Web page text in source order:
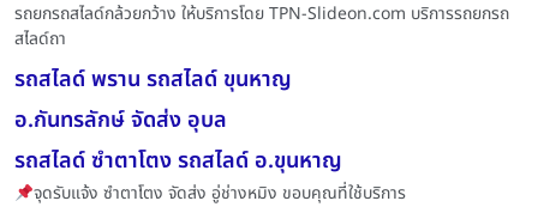
รถยกรถสไลด์กล้วยกว้าง ให้บริการโดย TPN-Slideon.com บริการรถยกรถ
สไลด์ถา
รถสไลด์ พราน รถสไลด์ ขุนหาญ
อ.กันทรลักษ์ จัดส่ง อุบล
รถสไลด์ ซำตาโตง รถสไลด์ อ.ขุนหาญ
จุดรับแจ้ง ซำตาโตง จัดส่ง อู่ช่างหมิง ขอบคุณที่ใช้บริการ